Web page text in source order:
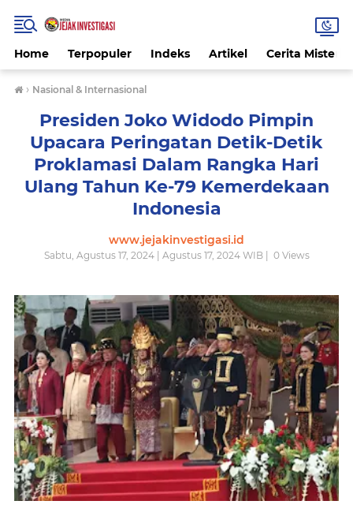
Home Terpopuler Indeks Artikel Cerita Misteri
› Nasional & Internasional
Presiden Joko Widodo Pimpin
Upacara Peringatan Detik-Detik
Proklamasi Dalam Rangka Hari
Ulang Tahun Ke-79 Kemerdekaan
Indonesia
www.jejakinvestigasi.id
Sabtu, Agustus 17, 2024 | Agustus 17, 2024 WIB | 0Views